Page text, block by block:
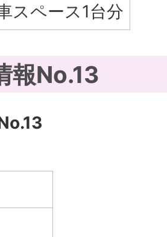
スペース1台分
報No.13